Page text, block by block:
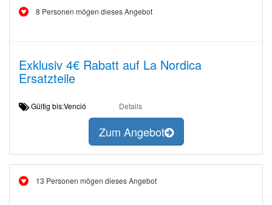
8 Personen mögen dieses Angebot
Exklusiv 4€ Rabatt auf La Nordica
Ersatzteile
Gültig bis:Venció Details
Zum Angebot
13 Personen mögen dieses Angebot